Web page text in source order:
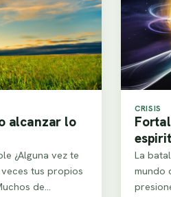
alcanzar lo
¿Alguna vez te
tus propios
de…
CRISIS
La
mundo